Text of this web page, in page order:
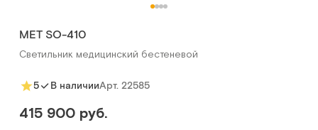
MET SO-410
Светильник медицинский бестеневой
5 В наличииАрт. 22585
415 900 руб.